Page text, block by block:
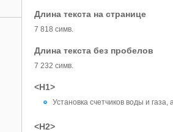
Длина текста на странице
7 818 симв.
Длина текста без пробелов
7 232 симв.
<H1>
Установка счетчиков воды и
<H2>